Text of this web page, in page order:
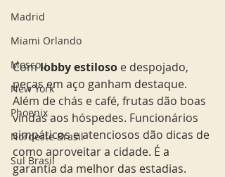
Madrid
Miami Orlando
Moscou
New York
Phoenix
Nordeste Brasil
Sul Brasil
Com lobby estiloso e despojado,
peças em aço ganham destaque.
Além de chás e café, frutas dão boas
vindas aos hóspedes. Funcionários
simpáticos e atenciosos dão dicas de
como aproveitar a cidade. É a
garantia da melhor das estadias.